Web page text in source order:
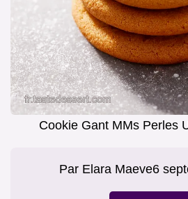
Cookie Gant MMs Perles
Par Elara Maeve6